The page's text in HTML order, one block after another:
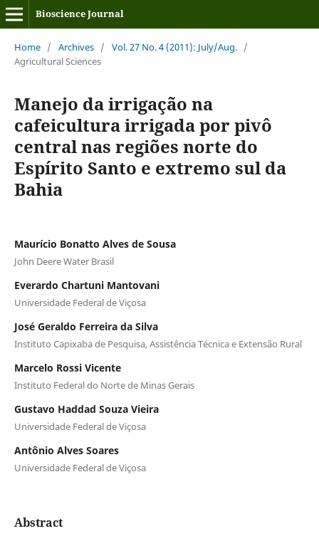
Bioscience Journal
Home / Archives / Vol. 27 No. 4 (2011): July/Aug. /
Agricultural Sciences
Manejo da irrigação na
cafeicultura irrigada por pivô
central nas regiões norte do
Espírito Santo e extremo sul da
Bahia
Maurício Bonatto Alves de Sousa
John Deere Water Brasil
Everardo Chartuni Mantovani
Universidade Federal de Viçosa
José Geraldo Ferreira da Silva
Instituto Capixaba de Pesquisa, Assistência Técnica e Extensão Rural
Marcelo Rossi Vicente
Instituto Federal do Norte de Minas Gerais
Gustavo Haddad Souza Vieira
Universidade Federal de Viçosa
Antônio Alves Soares
Universidade Federal de Viçosa
Abstract